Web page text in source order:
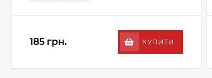
185 грн. КУПИТИ